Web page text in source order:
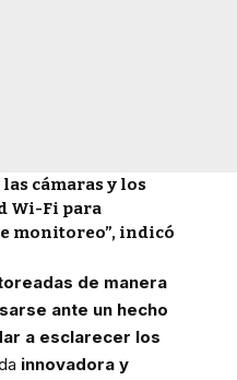
cámaras y los
Wi-Fi para
monitoreo”, indicó
de manera
ante un hecho
a esclarecer los
innovadora y